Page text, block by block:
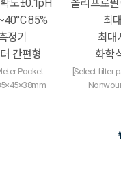
도±0.1pH
85%
정기
간편형
Pocket
폴리프로
최
최
화학
[Select filter